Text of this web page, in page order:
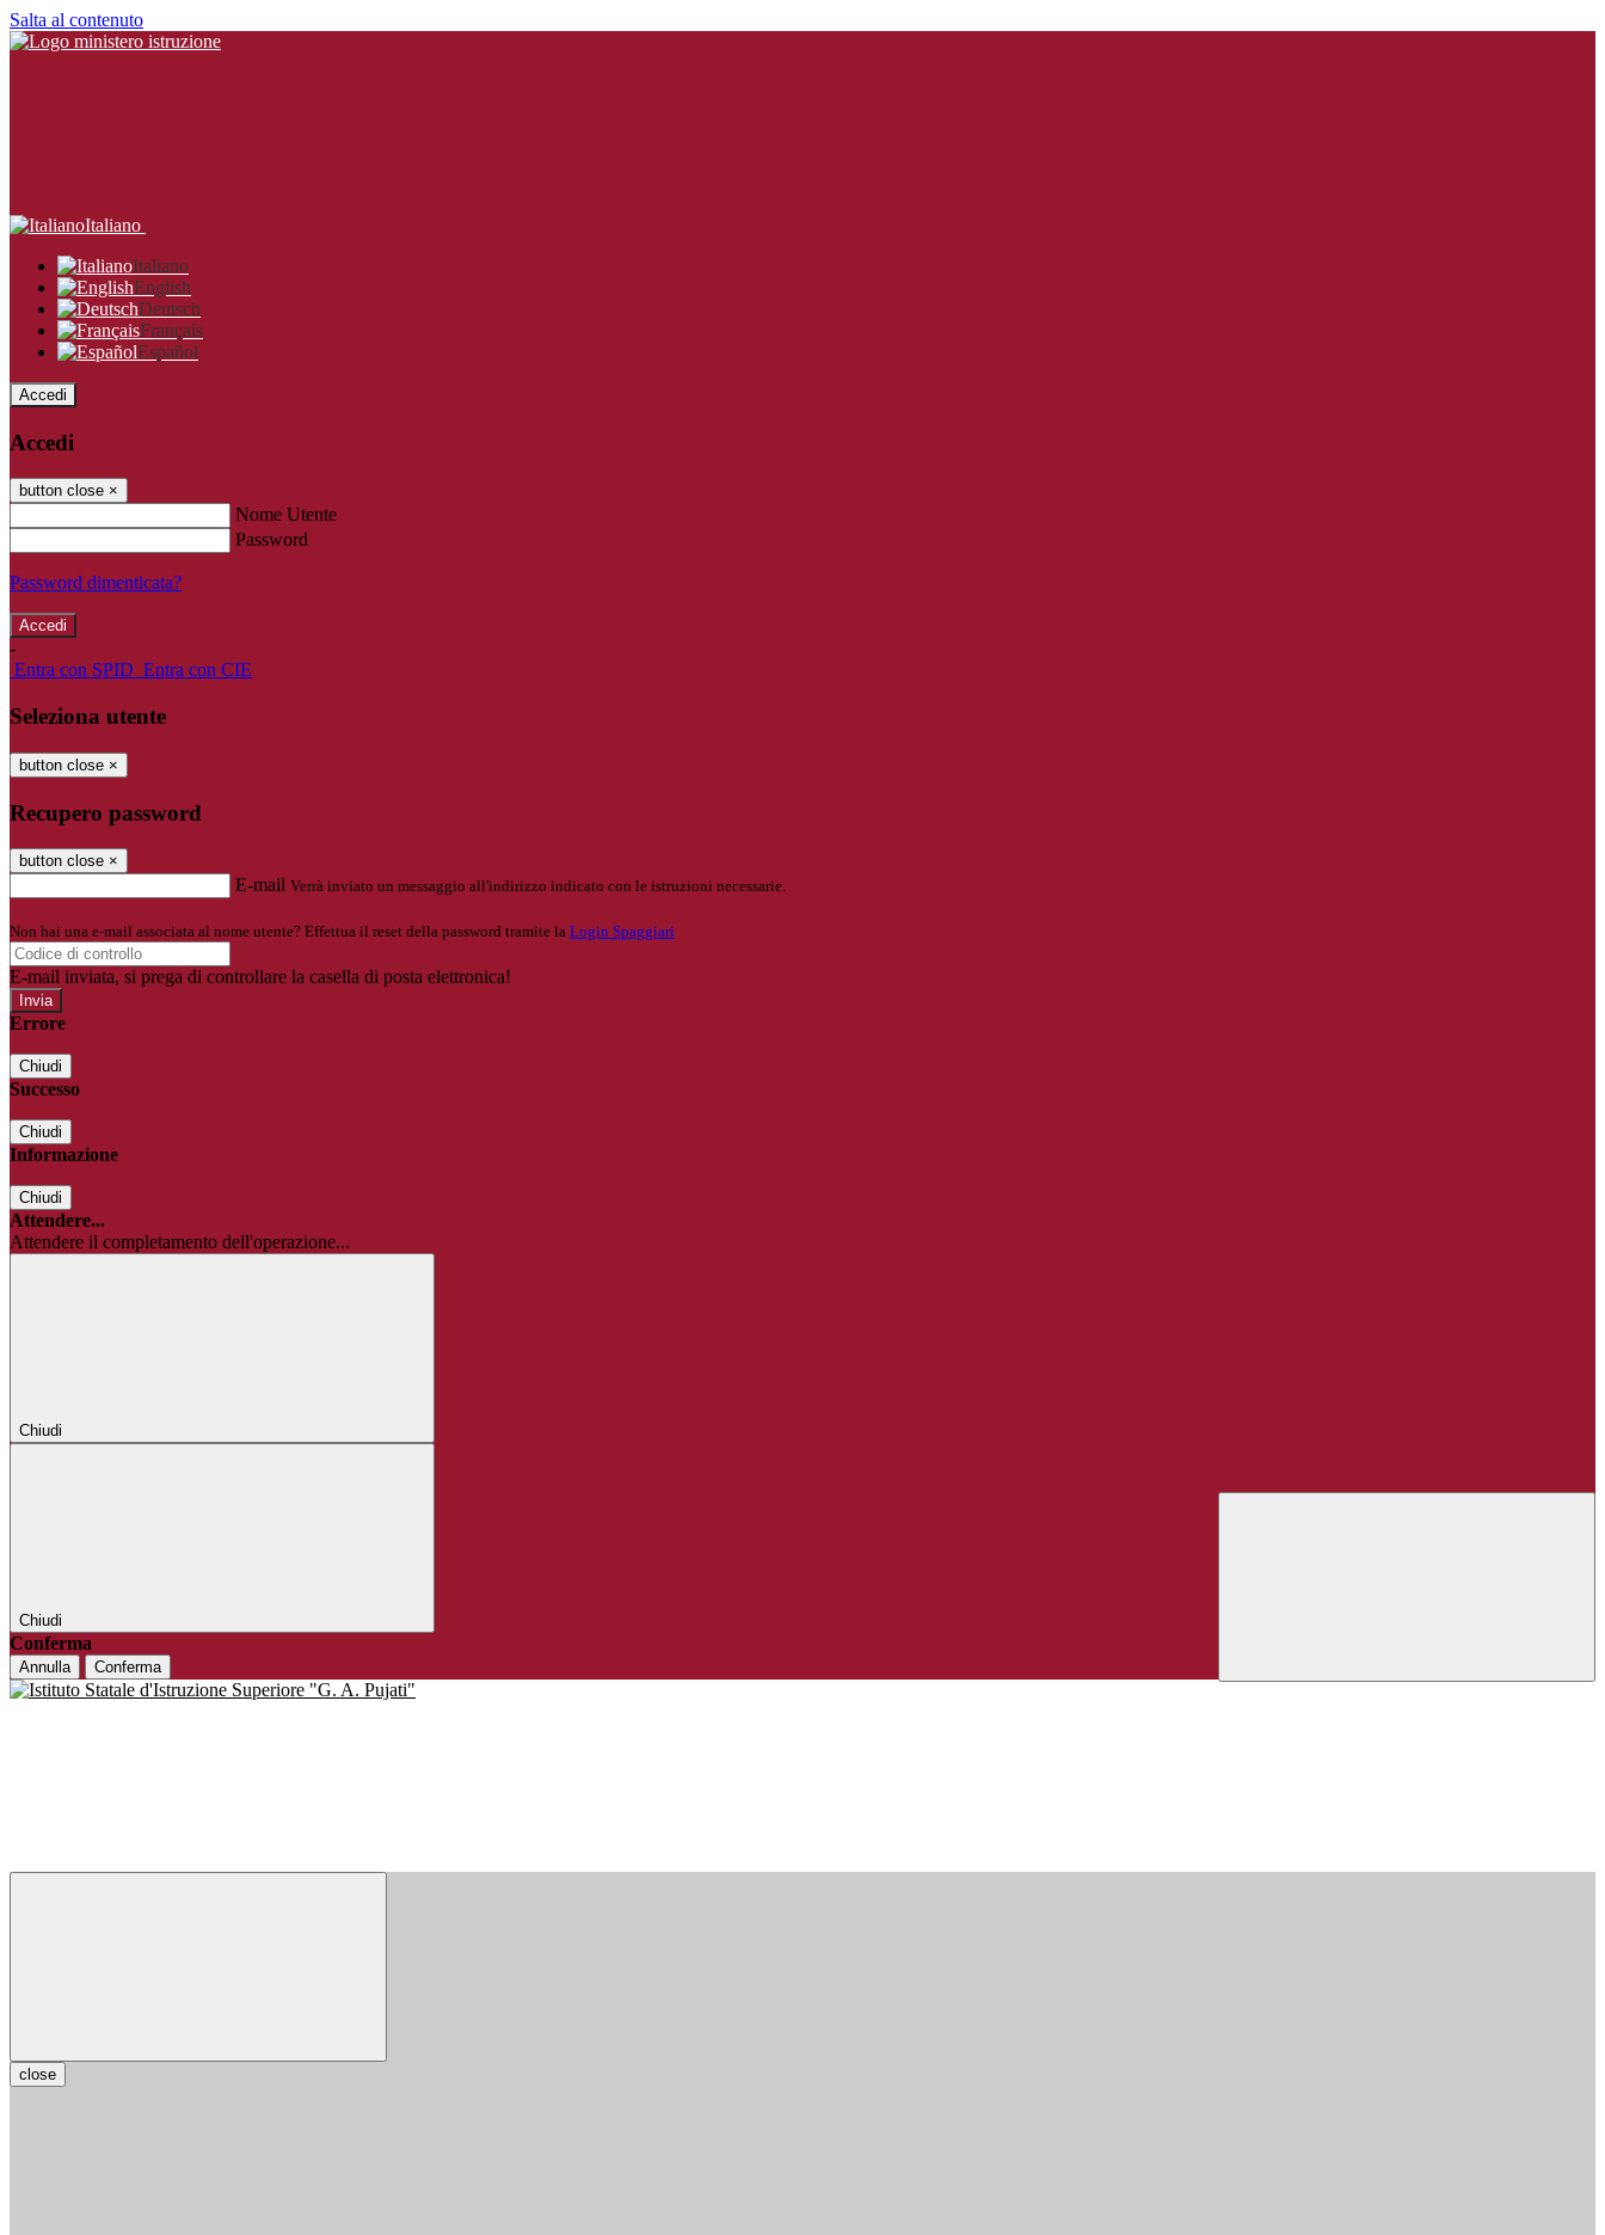
Salta al contenuto
Italiano
Italiano
English
Deutsch
Français
Español
Accedi
Accedi
button close ×
Nome Utente
Password
Password dimenticata?
-
Entra con SPID Entra con CIE
Seleziona utente
button close ×
Recupero password
button close ×
E-mail Verrà inviato un messaggio all'indirizzo indicato con le istruzioni necessarie.
Non hai una e-mail associata al nome utente? Effettua il reset della password tramite la Login Spaggiari
E-mail inviata, si prega di controllare la casella di posta elettronica!
Errore
Chiudi
Successo
Chiudi
Informazione
Chiudi
Attendere...
Attendere il completamento dell'operazione...
Chiudi
Chiudi
Conferma
Annulla Conferma
close